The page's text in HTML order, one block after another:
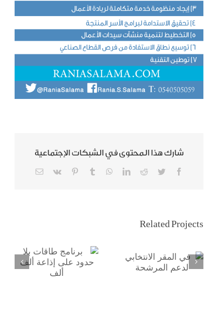
شارك هذا المحتوى في الشبكات الإجتماعية
Facebook
Twitter
Reddit
LinkedIn
WhatsApp
Tumblr
Pinterest
Vk
Email
Related Projects
ألف ألف
الانتخابي لدعم
المرشحة